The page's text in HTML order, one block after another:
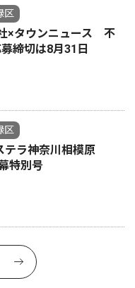
区
×タウンニュース 不
締切は8月31日
区
テラ神奈川相模原
特別号